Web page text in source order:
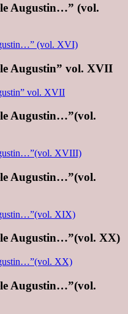
Augustin…” (vol.
Augustin” vol. XVII
Augustin…”(vol.
Augustin…”(vol.
Augustin…”(vol. XX)
Augustin…”(vol.